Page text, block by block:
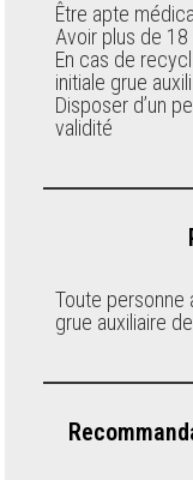
Être apte
Avoir plus de 18
En cas de
initiale grue
Disposer d’un
validité
Toute personne
grue auxiliaire